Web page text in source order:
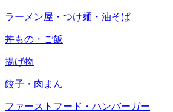
ラーメン屋・つけ麺・油そば
丼もの・ご飯
揚げ物
餃子・肉まん
ファーストフード・ハンバーガー